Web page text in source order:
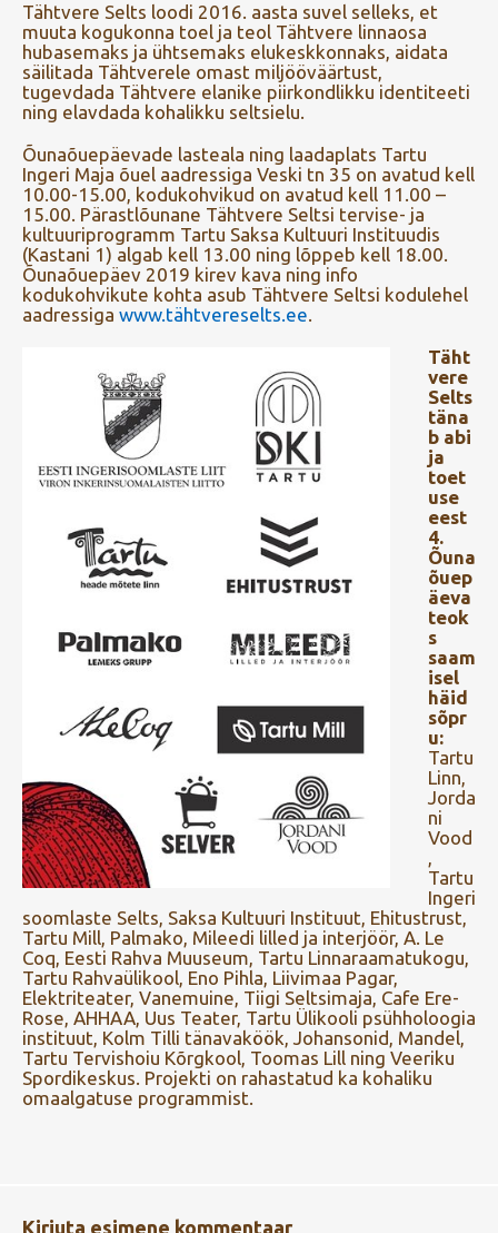
Tähtvere Selts loodi 2016. aasta suvel selleks, et
muuta kogukonna toel ja teol Tähtvere linnaosa
hubasemaks ja ühtsemaks elukeskkonnaks, aidata
säilitada Tähtverele omast miljööväärtust,
tugevdada Tähtvere elanike piirkondlikku identiteeti
ning elavdada kohalikku seltsielu.
Õunaõuepäevade lasteala ning laadaplats Tartu
Ingeri Maja õuel aadressiga Veski tn 35 on avatud kell
10.00-15.00, kodukohvikud on avatud kell 11.00 –
15.00. Pärastlõunane Tähtvere Seltsi tervise- ja
kultuuriprogramm Tartu Saksa Kultuuri Instituudis
(Kastani 1) algab kell 13.00 ning lõppeb kell 18.00.
Õunaõuepäev 2019 kirev kava ning info
kodukohvikute kohta asub Tähtvere Seltsi kodulehel
aadressiga www.tähtvereselts.ee.
Täht
vere
Selts
täna
b abi
ja
toet
use
eest
4.
Õuna
õuep
äeva
teok
s
saam
isel
häid
sõpr
u:
Tartu
Linn,
Jorda
ni
Vood
,
Tartu
Ingeri
soomlaste Selts, Saksa Kultuuri Instituut, Ehitustrust,
Tartu Mill, Palmako, Mileedi lilled ja interjöör, A. Le
Coq, Eesti Rahva Muuseum, Tartu Linnaraamatukogu,
Tartu Rahvaülikool, Eno Pihla, Liivimaa Pagar,
Elektriteater, Vanemuine, Tiigi Seltsimaja, Cafe Ere-
Rose, AHHAA, Uus Teater, Tartu Ülikooli psühholoogia
instituut, Kolm Tilli tänavaköök, Johansonid, Mandel,
Tartu Tervishoiu Kõrgkool, Toomas Lill ning Veeriku
Spordikeskus. Projekti on rahastatud ka kohaliku
omaalgatuse programmist.
Kirjuta esimene kommentaar